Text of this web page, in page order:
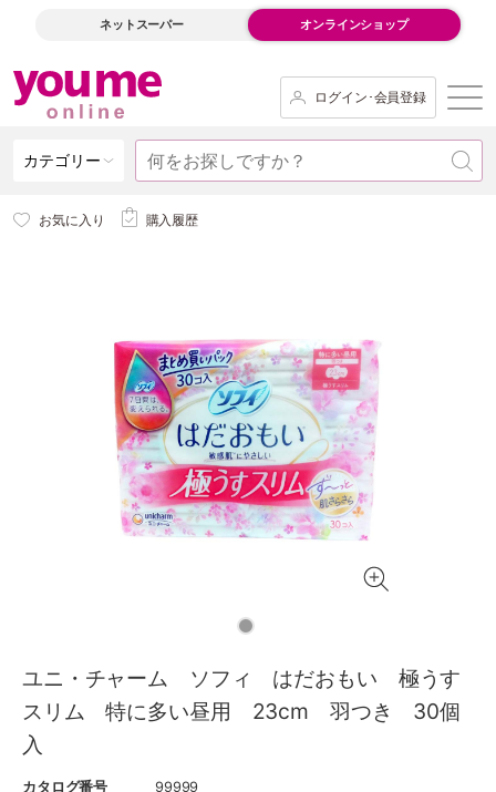
ネットスーパー オンラインショップ
ログイン･会員登録
カテゴリー
お気に入り 購入履歴
ユニ・チャーム ソフィ はだおもい 極うす
スリム 特に多い昼用 23cm 羽つき 30個
入
カタログ番号
99999